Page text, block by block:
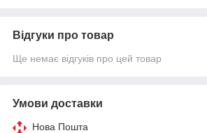
Відгуки про товар
Ще немає відгуків про цей товар
Умови доставки
Нова Пошта